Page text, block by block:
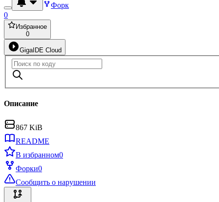
Форк
0
Избранное
0
GigaIDE Cloud
Описание
867 KiB
README
В избранном0
Форки0
Сообщить о нарушении